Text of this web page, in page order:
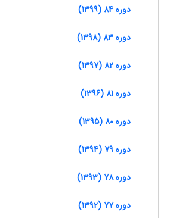
دوره 84 (1399)
دوره 83 (1398)
دوره 82 (1397)
دوره 81 (1396)
دوره 80 (1395)
دوره 79 (1394)
دوره 78 (1393)
دوره 77 (1392)